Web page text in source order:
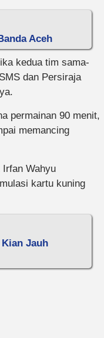
Aceh
kedua tim sama-
dan Persiraja
permainan 90 menit,
memancing
Wahyu
kartu kuning
Jauh